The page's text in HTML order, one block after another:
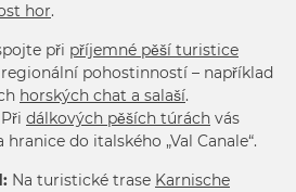
hor.
při příjemné pěší turistice
pohostinností – například
horských chat a salaší.
Při dálkových pěších túrách vás
do italského „Val Canale“.
Na turistické trase Karnische